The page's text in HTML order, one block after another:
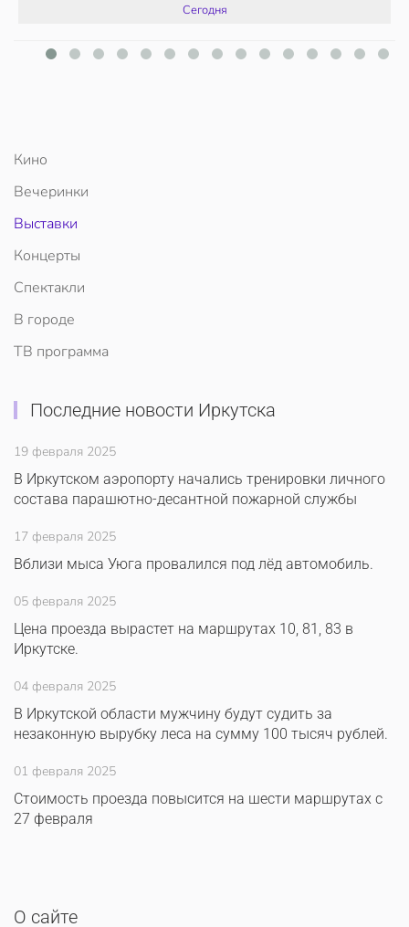
Сегодня
Кино
Вечеринки
Выставки
Концерты
Спектакли
В городе
ТВ программа
Последние новости Иркутска
19 февраля 2025
В Иркутском аэропорту начались тренировки личного
состава парашютно-десантной пожарной службы
17 февраля 2025
Вблизи мыса Уюга провалился под лёд автомобиль.
05 февраля 2025
Цена проезда вырастет на маршрутах 10, 81, 83 в
Иркутске.
04 февраля 2025
В Иркутской области мужчину будут судить за
незаконную вырубку леса на сумму 100 тысяч рублей.
01 февраля 2025
Стоимость проезда повысится на шести маршрутах с
27 февраля
О сайте